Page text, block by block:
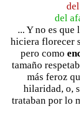
del
... Y no es
hiciera florecer
pero como
tamaño
más feroz
hilaridad, o,
trataban por lo